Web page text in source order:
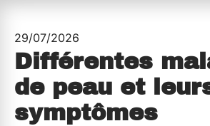
29/07/2026
Différentes
de peau et
symptômes